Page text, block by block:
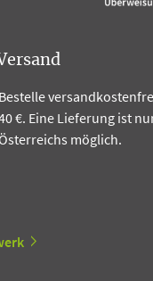
Bestelle
€. Eine Lieferung ist
möglich.